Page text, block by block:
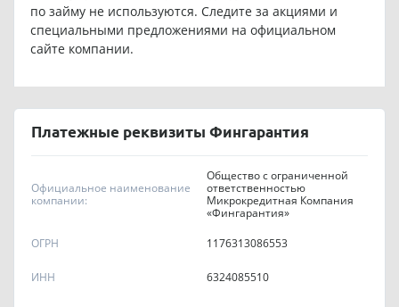
по займу не используются. Следите за акциями и
специальными предложениями на официальном
сайте компании.
Платежные реквизиты Фингарантия
Официальное наименование
компании:
Общество с ограниченной
ответственностью
Микрокредитная Компания
«Фингарантия»
ОГРН
1176313086553
ИНН 6324085510